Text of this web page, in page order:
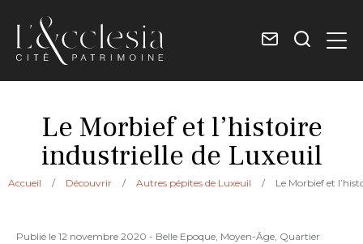
Bains
Contact
Le Morbief et l’histoire
industrielle de Luxeuil
Accueil / Découvrir / Autres pépites de Luxeuil / Le Morbief et
Publié le 12 novembre 2020 - Belle Epoque, Moyen-Âge, Quartier